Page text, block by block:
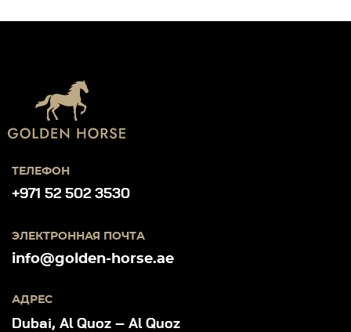
ТЕЛЕФОН
+971 52 502 3530
ЭЛЕКТРОННАЯ ПОЧТА
info@golden-horse.ae
АДРЕС
Dubai, Al Quoz – Al Quoz